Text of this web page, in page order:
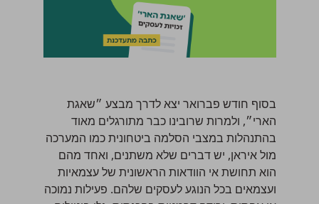
בסוף חודש פברואר יצא לדרך מבצע ״שאגת
הארי״, ולמרות שרובינו כבר מתורגלים מאוד
בהתנהלות במצבי הסלמה ביטחונית כמו המערכה
מול איראן, יש דברים שלא משתנים, ואחד מהם
הוא תחושת אי הוודאות הראשונית של עצמאיות
ועצמאים בכל הנוגע לעסקים שלהם. פעילות נמוכה